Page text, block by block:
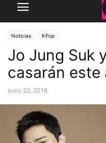
Noticias KPop
Jo Jung Suk
casarán este
junio 22, 2018